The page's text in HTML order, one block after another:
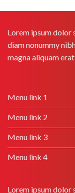
Lorem ipsum dolor
diam nonummy
magna aliquam
Menu link 1
Menu link 2
Menu link 3
Menu link 4
Lorem ipsum dolor